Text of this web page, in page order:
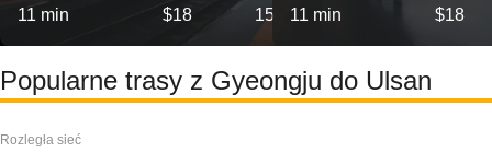
11 min $18 15 11 min $18
Popularne trasy z Gyeongju do Ulsan
Rozległa sieć